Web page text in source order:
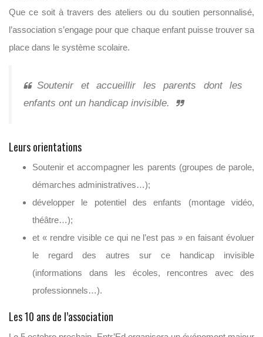
Que ce soit à travers des ateliers ou du soutien personnalisé,
l’association s’engage pour que chaque enfant puisse trouver sa
place dans le système scolaire.
Soutenir et accueillir les parents dont les
enfants ont un handicap invisible.
Leurs orientations
Soutenir et accompagner les parents (groupes de parole,
démarches administratives…);
développer le potentiel des enfants (montage vidéo,
théâtre…);
et « rendre visible ce qui ne l’est pas » en faisant évoluer
le regard des autres sur ce handicap invisible
(informations dans les écoles, rencontres avec des
professionnels…).
Les 10 ans de l’association